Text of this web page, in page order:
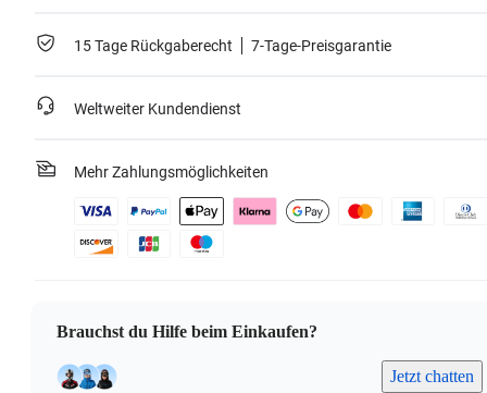
15 Tage Rückgaberecht 7-Tage-Preisgarantie
Weltweiter Kundendienst
Mehr Zahlungsmöglichkeiten
Brauchst du Hilfe beim Einkaufen?
Jetzt chatten